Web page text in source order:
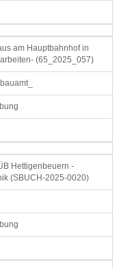
am Hauptbahnhof in
(65_2025_057)
Hettigenbeuern -
(SBUCH-2025-0020)